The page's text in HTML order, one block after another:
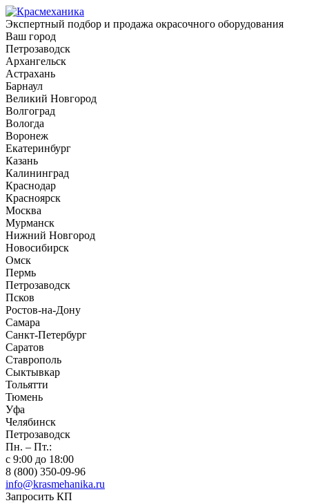
Экспертный подбор и продажа окрасочного оборудования
Ваш город
Петрозаводск
Архангельск
Астрахань
Барнаул
Великий Новгород
Волгоград
Вологда
Воронеж
Екатеринбург
Казань
Калининград
Краснодар
Красноярск
Москва
Мурманск
Нижний Новгород
Новосибирск
Омск
Пермь
Петрозаводск
Псков
Ростов-на-Дону
Самара
Санкт-Петербург
Саратов
Ставрополь
Сыктывкар
Тольятти
Тюмень
Уфа
Челябинск
Петрозаводск
Пн. – Пт.:
с 9:00 до 18:00
8 (800) 350-09-96
info@krasmehanika.ru
Запросить КП